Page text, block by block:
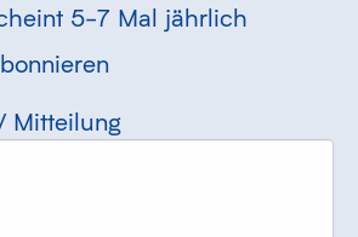
5-7 Mal jährlich
Mitteilung